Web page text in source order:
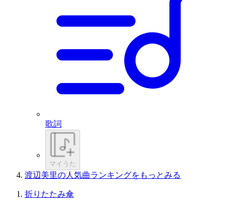
歌詞
マイうた
渡辺美里の人気曲ランキングをもっとみる
折りたたみ傘